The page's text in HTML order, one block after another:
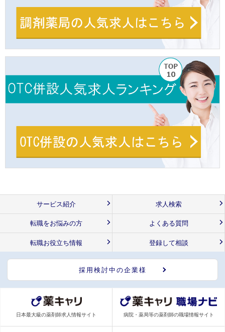
サービス紹介 求人検索
転職をお悩みの方 よくある質問
転職お役立ち情報 登録して相談
採用検討中の企業様
日本最大級の薬剤師求人情報サイト 病院・薬局等の薬剤師の職場情報サイト